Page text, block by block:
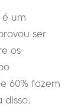
é um
ser
os
e 60% fazem
disso.